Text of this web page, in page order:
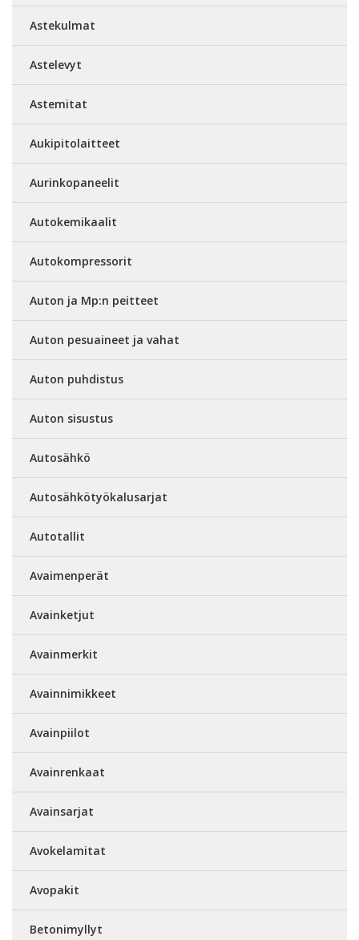
Astekulmat
Astelevyt
Astemitat
Aukipitolaitteet
Aurinkopaneelit
Autokemikaalit
Autokompressorit
Auton ja Mp:n peitteet
Auton pesuaineet ja vahat
Auton puhdistus
Auton sisustus
Autosähkö
Autosähkötyökalusarjat
Autotallit
Avaimenperät
Avainketjut
Avainmerkit
Avainnimikkeet
Avainpiilot
Avainrenkaat
Avainsarjat
Avokelamitat
Avopakit
Betonimyllyt